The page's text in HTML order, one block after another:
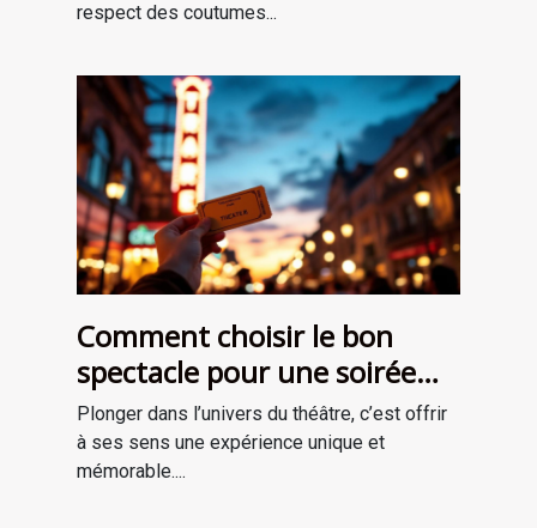
respect des coutumes...
Comment choisir le bon
spectacle pour une soirée
théâtrale inoubliable ?
Plonger dans l’univers du théâtre, c’est offrir
à ses sens une expérience unique et
mémorable....